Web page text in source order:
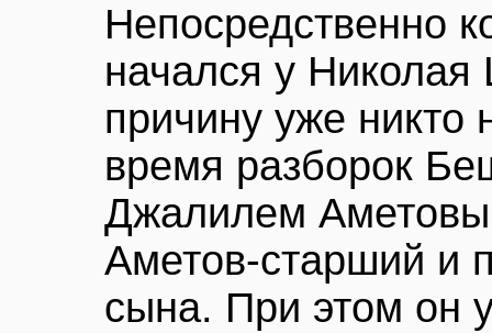
Непосредственно
начался у Николая
причину уже никто
время разборок
Джалилем
Аметов-старший и
сына. При этом он